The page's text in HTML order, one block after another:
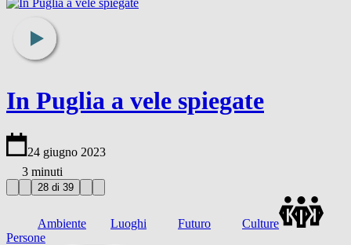
In Puglia a vele spiegate
24 giugno 2023
3 minuti
28 di 39
Ambiente Luoghi Futuro
Culture
Persone